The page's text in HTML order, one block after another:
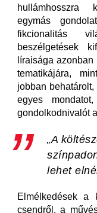
hullámhosszra
egymás
fikcionalitás
beszélgetések
líraisága
tematikájára,
jobban
egyes
gondolkodnivalót
„A
lehet
Elmélkedések a
csendről, a